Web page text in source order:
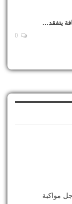
يتفقد…
مواكبة